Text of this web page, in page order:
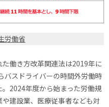
労働省
働き方改革関連法は2019年に
バスドライバーの時間外労働時
2024年度から始まった労働規
建設業、医療従事者なども対